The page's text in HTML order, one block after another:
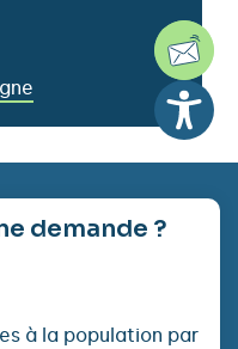
demande ?
à la population par